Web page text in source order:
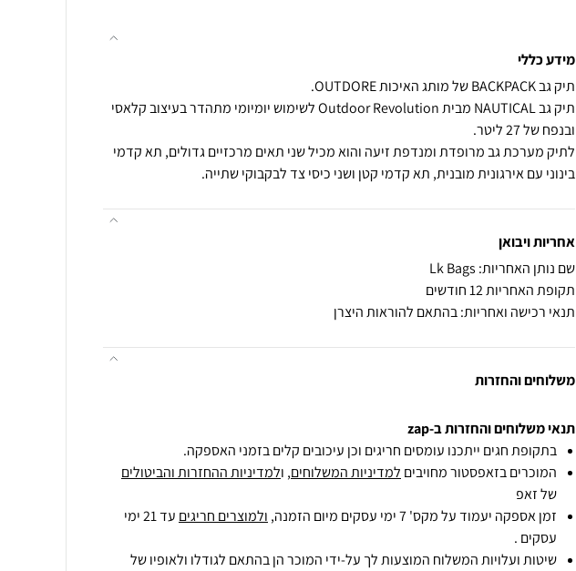
מידע כללי
תיק גב NAUTICAL מבית Outdoor Revolution לשימוש יומיומי מתהדר בעיצוב קלאסי
לתיק מערכת גב מרופדת ומנדפת זיעה והוא מכיל שני תאים מרכזיים גדולים, תא קדמי
בינוני עם אירגונית מובנית, תא קדמי קטן ושני כיסי צד לבקבוקי שתייה.
אחריות ויבואן
שם נותן האחריות: Lk Bags
תקופת האחריות 12 חודשים
תנאי רכישה ואחריות: בהתאם להוראות היצרן
משלוחים והחזרות
תנאי משלוחים והחזרות ב-zap
בתקופת חגים ייתכנו עומסים חריגים וכן עיכובים קלים בזמני האספקה.
המוכרים בזאפסטור מחויבים למדיניות המשלוחים, ולמדיניות ההחזרות והביטולים
של זאפ
זמן אספקה יעמוד על מקס' 7 ימי עסקים מיום הזמנה,
ולמוצרים חריגים
עד 21 ימי
עסקים .
שיטות ועלויות המשלוח המוצעות לך על-ידי המוכר הן בהתאם לגודלו ולאופיו של